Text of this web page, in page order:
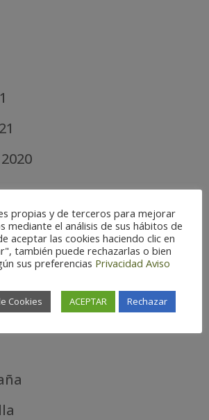
propias y de terceros para mejorar
mediante el análisis de sus hábitos de
aceptar las cookies haciendo clic en
también puede rechazarlas o bien
sus preferencias Privacidad Aviso
Cookies ACEPTAR Rechazar